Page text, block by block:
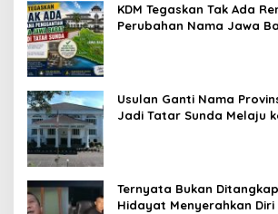
KDM Tegaskan Tak Ada
Perubahan Nama Jawa
Usulan Ganti Nama
Jadi Tatar Sunda Melaju
Ternyata Bukan
Hidayat Menyerahkan Diri